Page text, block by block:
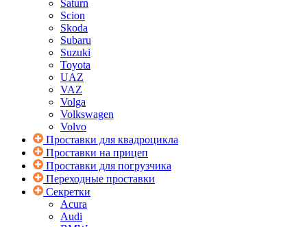
Saturn
Scion
Skoda
Subaru
Suzuki
Toyota
UAZ
VAZ
Volga
Volkswagen
Volvo
Проставки для квадроцикла
Проставки на прицеп
Проставки для погрузчика
Переходные проставки
Секретки
Acura
Audi